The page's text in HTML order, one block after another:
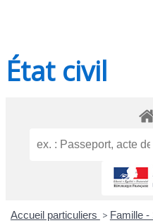
État civil
Accueil particuliers > Famille -